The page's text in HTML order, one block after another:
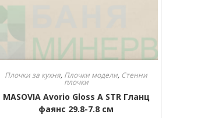
Плочки за кухня, Плочки модели, Стенни
плочки
MASOVIA Avorio Gloss A STR Гланц
фаянс 29.8-7.8 см